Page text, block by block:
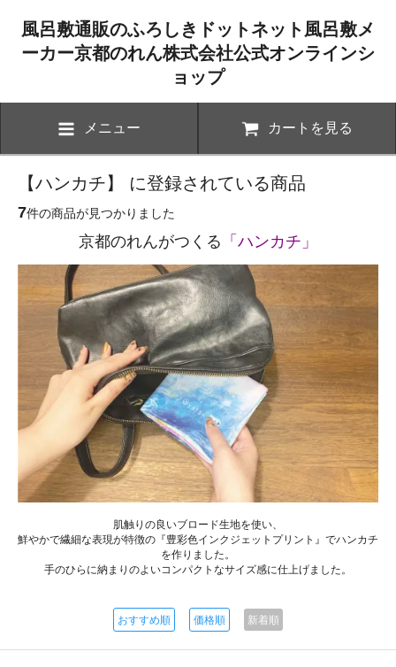
風呂敷通販のふろしきドットネット風呂敷メ
ーカー京都のれん株式会社公式オンラインシ
ョップ
メニュー カートを見る
【ハンカチ】 に登録されている商品
7件の商品が見つかりました
京都のれんがつくる 「ハンカチ」
肌触りの良いブロード生地を使い、
鮮やかで繊細な表現が特徴の『豊彩色インクジェットプリント』でハンカチ
を作りました。
手のひらに納まりのよいコンパクトなサイズ感に仕上げました。
おすすめ順 価格順 新着順